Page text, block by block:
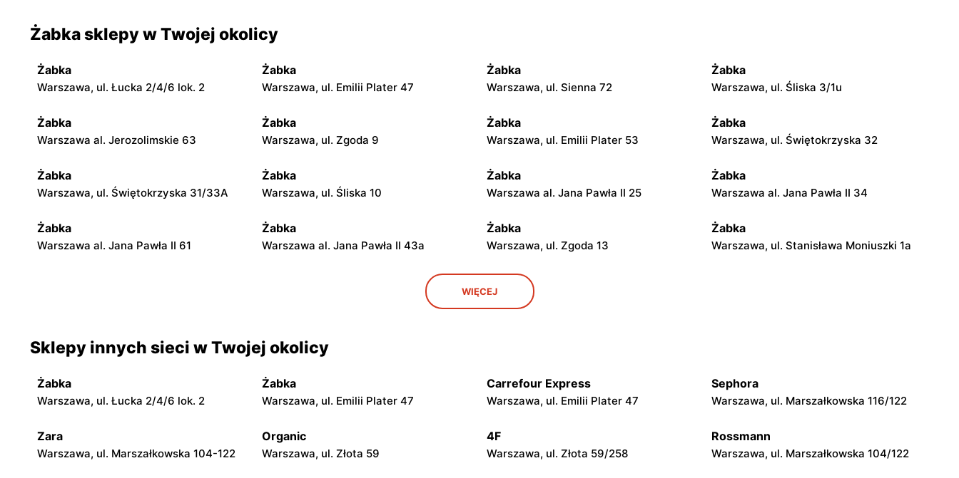
Żabka sklepy w Twojej okolicy
Żabka
Warszawa, ul. Łucka 2/4/6 lok. 2
Żabka
Warszawa, ul. Emilii Plater 47
Żabka
Warszawa, ul. Sienna 72
Żabka
Warszawa, ul. Śliska 3/1u
Żabka
Warszawa al. Jerozolimskie 63
Żabka
Warszawa, ul. Zgoda 9
Żabka
Warszawa, ul. Emilii Plater 53
Żabka
Warszawa, ul. Świętokrzyska 32
Żabka
Warszawa, ul. Świętokrzyska 31/33A
Żabka
Warszawa, ul. Śliska 10
Żabka
Warszawa al. Jana Pawła II 25
Żabka
Warszawa al. Jana Pawła II 34
Żabka
Warszawa al. Jana Pawła II 61
Żabka
Warszawa al. Jana Pawła II 43a
Żabka
Warszawa, ul. Zgoda 13
Żabka
Warszawa, ul. Stanisława Moniuszki 1a
Żabka
Łódź, ul. Żurawia 14
Żabka Żabka
Żabka Żabka Żabka Żabka
Żabka Żabka Żabka Żabka
WIĘCEJ
Sklepy innych sieci w Twojej okolicy
Żabka
Warszawa, ul. Łucka 2/4/6 lok. 2
Żabka
Warszawa, ul. Emilii Plater 47
Carrefour Express
Warszawa, ul. Emilii Plater 47
Sephora
Warszawa, ul. Marszałkowska 116/122
Zara
Warszawa, ul. Marszałkowska 104-122
Organic
Warszawa, ul. Złota 59
4F
Warszawa, ul. Złota 59/258
Rossmann
Warszawa, ul. Marszałkowska 104/122